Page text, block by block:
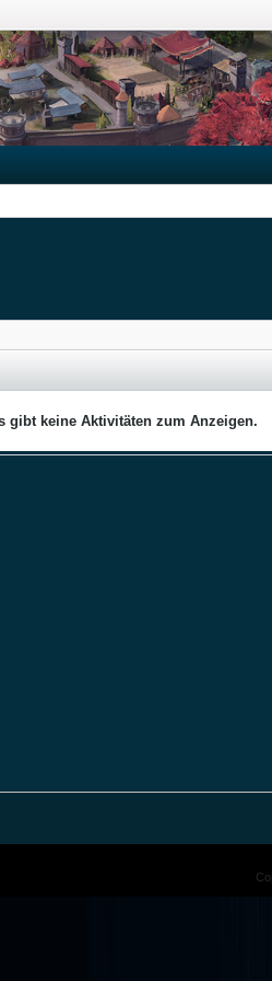
gibt keine Aktivitäten zum Anzeigen.